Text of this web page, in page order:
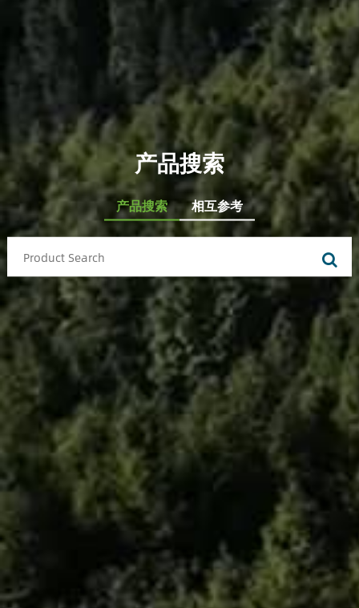
产品搜索
产品搜索 相互参考